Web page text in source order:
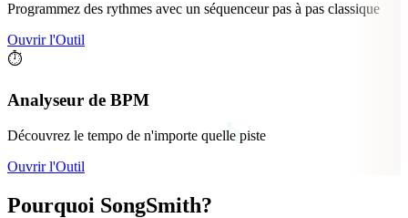
Programmez des rythmes avec un séquenceur pas à pas classique
Ouvrir l'Outil
⏱️
Analyseur de BPM
Découvrez le tempo de n'importe quelle piste
Ouvrir l'Outil
Pourquoi SongSmith?